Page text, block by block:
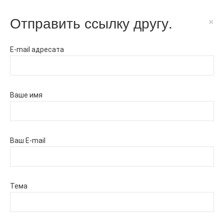
Отправить ссылку другу. ×
E-mail адресата
Ваше имя
Ваш E-mail
Тема